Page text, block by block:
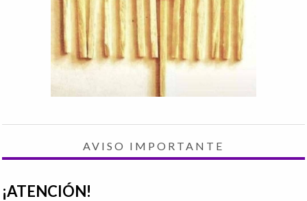
AVISO IMPORTANTE
¡ATENCIÓN!